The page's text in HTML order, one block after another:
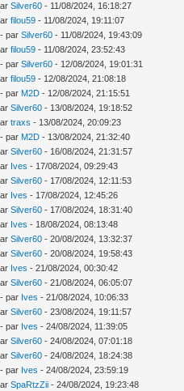
Silver60 - 11/08/2024, 16:18:27
filou59 - 11/08/2024, 19:11:07
- parSilver60 - 11/08/2024, 19:43:09
filou59 - 11/08/2024, 23:52:43
- parSilver60 - 12/08/2024, 19:01:31
filou59 - 12/08/2024, 21:08:18
- par M2D - 12/08/2024, 21:15:51
Silver60 - 13/08/2024, 19:18:52
traxs - 13/08/2024, 20:09:23
- par M2D - 13/08/2024, 21:32:40
Silver60 - 16/08/2024, 21:31:57
Ives - 17/08/2024, 09:29:43
Silver60 - 17/08/2024, 12:11:53
Ives - 17/08/2024, 12:45:26
Silver60 - 17/08/2024, 18:31:40
Ives - 18/08/2024, 08:13:48
Silver60 - 20/08/2024, 13:32:37
Silver60 - 20/08/2024, 19:58:43
Ives - 21/08/2024, 00:30:42
Silver60 - 21/08/2024, 06:05:07
- par Ives - 21/08/2024, 10:06:33
Silver60 - 23/08/2024, 19:11:57
- par Ives - 24/08/2024, 11:39:05
Silver60 - 24/08/2024, 07:01:18
Silver60 - 24/08/2024, 18:24:38
- par Ives - 24/08/2024, 23:59:19
SpaRtzZii - 24/08/2024, 19:23:48